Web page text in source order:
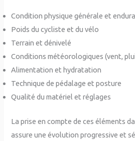
Condition physique générale et
Poids du cycliste et du vélo
Terrain et dénivelé
Conditions météorologiques (vent,
Alimentation et hydratation
Technique de pédalage et posture
Qualité du matériel et réglages
La prise en compte de ces éléments
assure une évolution progressive et